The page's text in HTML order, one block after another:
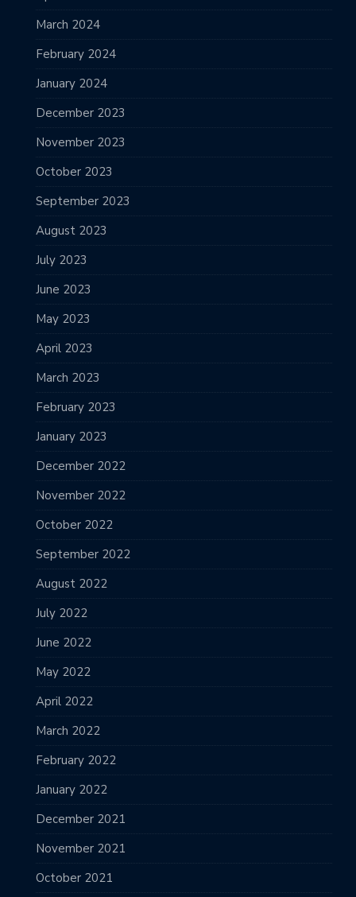
March 2024
February 2024
January 2024
December 2023
November 2023
October 2023
September 2023
August 2023
July 2023
June 2023
May 2023
April 2023
March 2023
February 2023
January 2023
December 2022
November 2022
October 2022
September 2022
August 2022
July 2022
June 2022
May 2022
April 2022
March 2022
February 2022
January 2022
December 2021
November 2021
October 2021